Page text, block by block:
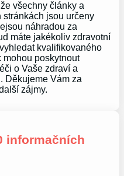
všechny články a
jsou určeny
náhradou za
máte jakékoliv zdravotní
kvalifikovaného
mohou poskytnout
o Vaše zdraví a
Děkujeme Vám za
zájmy.
informačních